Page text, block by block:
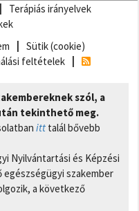
Terápiás irányelvek
Sütik (cookie)
feltételek
szól, a
tekinthető meg.
itt talál bővebb
Nyilvántartási és Képzési
szakember
a következő